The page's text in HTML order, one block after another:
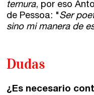
ternura, por eso
de Pessoa: "Ser
sino mi manera de
Dudas
¿Es necesario